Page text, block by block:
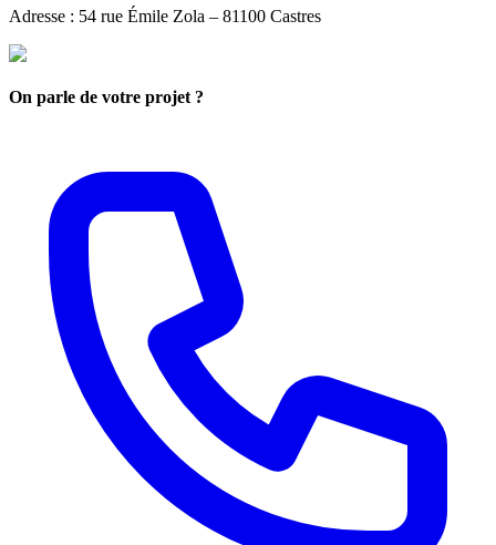
Adresse : 54 rue Émile Zola – 81100 Castres
On parle de votre projet ?